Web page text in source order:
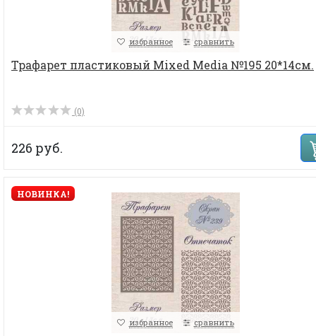
избранное сравнить
Трафарет пластиковый Mixed Media №195 20*14см.
(0)
226 руб.
НОВИНКА!
избранное сравнить